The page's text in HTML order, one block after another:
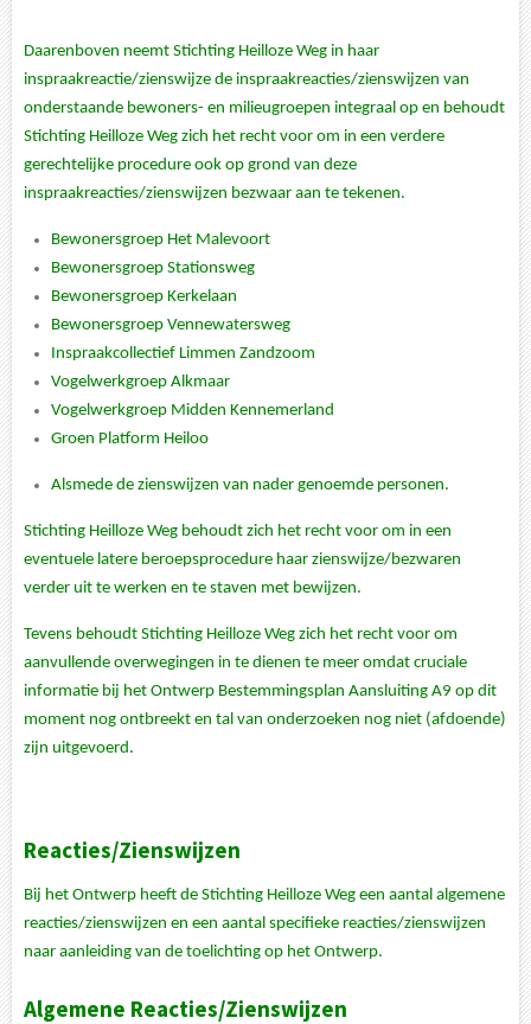
Daarenboven neemt Stichting Heilloze Weg in haar
inspraakreactie/zienswijze de inspraakreacties/zienswijzen van
onderstaande bewoners- en milieugroepen integraal op en behoudt
Stichting Heilloze Weg zich het recht voor om in een verdere
gerechtelijke procedure ook op grond van deze
inspraakreacties/zienswijzen bezwaar aan te tekenen.
Bewonersgroep Het Malevoort
Bewonersgroep Stationsweg
Bewonersgroep Kerkelaan
Bewonersgroep Vennewatersweg
Inspraakcollectief Limmen Zandzoom
Vogelwerkgroep Alkmaar
Vogelwerkgroep Midden Kennemerland
Groen Platform Heiloo
Alsmede de zienswijzen van nader genoemde personen.
Stichting Heilloze Weg behoudt zich het recht voor om in een
eventuele latere beroepsprocedure haar zienswijze/bezwaren
verder uit te werken en te staven met bewijzen.
Tevens behoudt Stichting Heilloze Weg zich het recht voor om
aanvullende overwegingen in te dienen te meer omdat cruciale
informatie bij het Ontwerp Bestemmingsplan Aansluiting A9 op dit
moment nog ontbreekt en tal van onderzoeken nog niet (afdoende)
zijn uitgevoerd.
Reacties/Zienswijzen
Bij het Ontwerp heeft de Stichting Heilloze Weg een aantal algemene
reacties/zienswijzen en een aantal specifieke reacties/zienswijzen
naar aanleiding van de toelichting op het Ontwerp.
Algemene Reacties/Zienswijzen